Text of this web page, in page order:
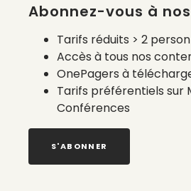
Abonnez-vous à
Tarifs réduits > 2
Accès à tous nos
OnePagers à
Tarifs préférentiels sur
Conférences
S'ABONNER